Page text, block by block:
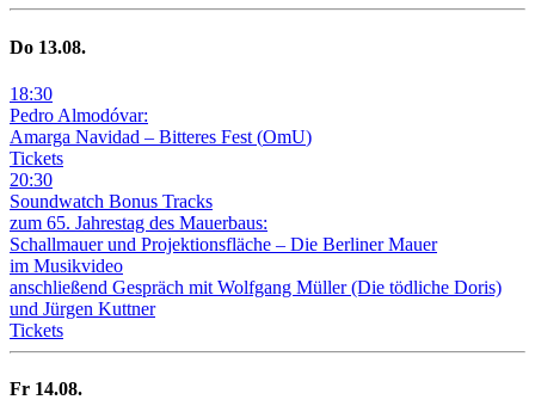
Do 13.08.
18:30
Pedro Almodóvar:
Amarga Navidad – Bitteres Fest (OmU)
Tickets
20:30
Soundwatch Bonus Tracks
zum 65. Jahrestag des Mauerbaus:
Schallmauer und Projektionsfläche – Die Berliner Mauer
im Musikvideo
anschließend Gespräch mit Wolfgang Müller (Die tödliche Doris)
und Jürgen Kuttner
Tickets
Fr 14.08.